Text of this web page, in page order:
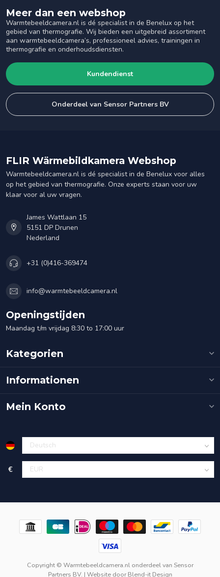
Meer dan een webshop
Warmtebeeldcamera.nl is dé specialist in de Benelux op het
gebied van thermografie. Wij bieden een uitgebreid assortiment
aan warmtebeeldcamera’s, professioneel advies, trainingen in
thermografie en onderhoudsdiensten.
Kundendienst
Onderdeel van Sensor Partners BV
FLIR Wärmebildkamera Webshop
Warmtebeeldcamera.nl is dé specialist in de Benelux voor alles
op het gebied van thermografie. Onze experts staan voor uw
klaar voor al uw vragen.
James Wattlaan 15
5151 DP Drunen
Nederland
+31 (0)416-369474
info@warmtebeeldcamera.nl
Openingstijden
Maandag t/m vrijdag 8:30 to 17:00 uur
Kategorien
Informationen
Mein Konto
€
Copyright © Warmtebeeldcamera.nl onderdeel van Sensor
Partners BV. | Website doorBlend-it Design